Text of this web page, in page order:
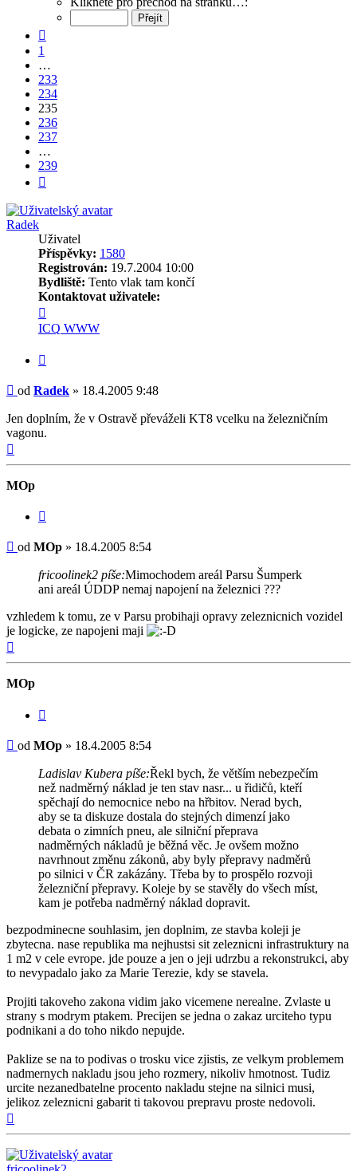
1
…
233
234
235
236
237
…
239
Radek
Uživatel
Příspěvky: 1580
Registrován: 19.7.2004 10:00
Bydliště: Tento vlak tam končí
Kontaktovat uživatele:
uživatele
Radek
ICQ WWW
Příspěvek
od Radek » 18.4.2005 9:48
Jen doplním, že v Ostravě převáželi KT8 vcelku na železničním
vagonu.
MOp
Příspěvek
od MOp » 18.4.2005 8:54
fricoolinek2 píše:Mimochodem areál Parsu Šumperk
ani areál ÚDDP nemaj napojení na železnici ???
vzhledem k tomu, ze v Parsu probihaji opravy zeleznicnich vozidel
je logicke, ze napojeni maji
MOp
Příspěvek
od MOp » 18.4.2005 8:54
Ladislav Kubera píše:Řekl bych, že větším nebezpečím
než nadměrný náklad je ten stav nasr... u řidičů, kteří
spěchají do nemocnice nebo na hřbitov. Nerad bych,
aby se ta diskuze dostala do stejných dimenzí jako
debata o zimních pneu, ale silniční přeprava
nadměrných nákladů je běžná věc. Je ovšem možno
navrhnout změnu zákonů, aby byly přepravy nadměrů
po silnici v ČR zakázány. Třeba by to prospělo rozvoji
železniční přepravy. Koleje by se stavěly do všech míst,
kam je potřeba nadměrný náklad dopravit.
bezpodminecne souhlasim, jen doplnim, ze stavba koleji je
zbytecna. nase republika ma nejhustsi sit zeleznicni infrastruktury na
1 m2 v cele evrope. jde pouze a jen o jeji udrzbu a rekonstrukci, aby
to nevypadalo jako za Marie Terezie, kdy se stavela.
Projiti takoveho zakona vidim jako vicemene nerealne. Zvlaste u
strany s modrym ptakem. Precijen se jedna o zakaz urciteho typu
podnikani a do toho nikdo nepujde.
Paklize se na to podivas o trosku vice zjistis, ze velkym problemem
nadmernych nakladu jsou jeho rozmery, nikoliv hmotnost. Tudiz
urcite nezanedbatelne procento nakladu stejne na silnici musi,
jelikoz zeleznicni gabarit ti takovou prepravu proste nedovoli.